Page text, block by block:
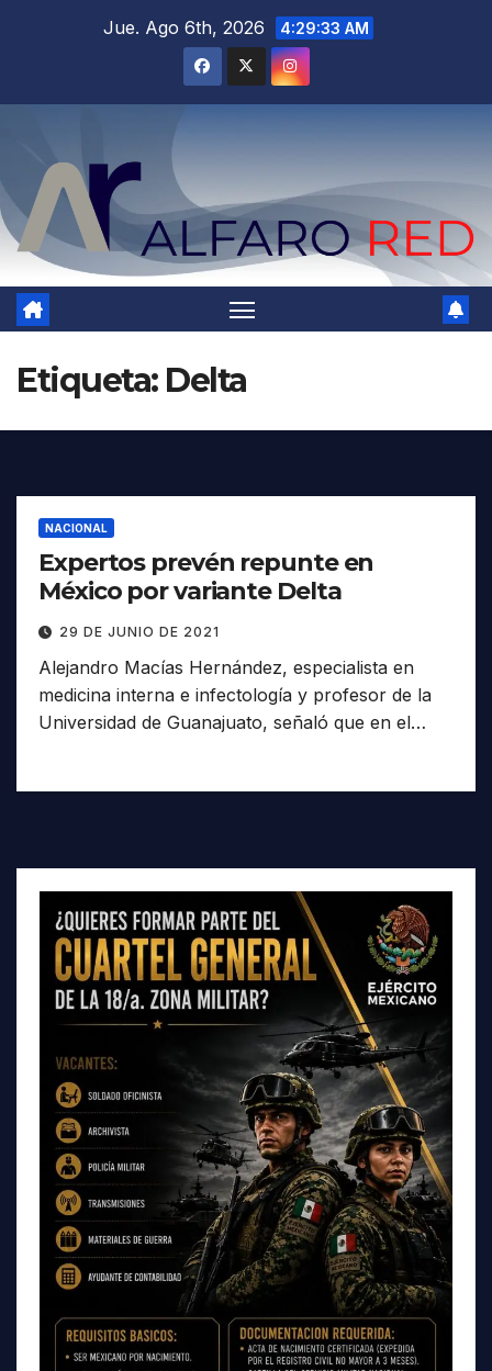
Jue. Ago 6th, 2026 4:29:34 AM
Etiqueta: Delta
NACIONAL
Expertos prevén repunte en
México por variante Delta
29 DE JUNIO DE 2021
Alejandro Macías Hernández, especialista en
medicina interna e infectología y profesor de la
Universidad de Guanajuato, señaló que en el…